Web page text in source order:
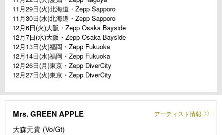
11月29日(火)北海道・Zepp Sapporo
11月30日(水)北海道・Zepp Sapporo
12月6日(火)大阪・Zepp Osaka Bayside
12月7日(水)大阪・Zepp Osaka Bayside
12月13日(火)福岡・Zepp Fukuoka
12月14日(水)福岡・Zepp Fukuoka
12月26日(月)東京・Zepp DiverCity
12月27日(火)東京・Zepp DiverCity
Mrs. GREEN APPLE アーティスト情報
大森元貴 (Vo/Gt)